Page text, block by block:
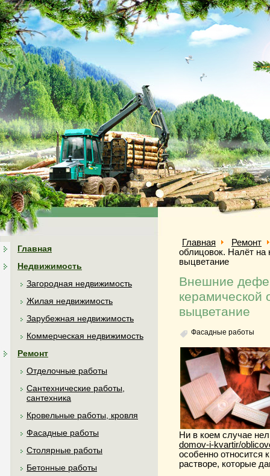
Главная
Недвижимость
Загородная недвижимость
Жилая недвижимость
Зарубежная недвижимость
Коммерческая недвижимость
Ремонт
Отделочные работы
Сантехнические работы,
сантехника
Кровельные работы, кровля
Фасадные работы
Столярные работы
Бетонные работы
Главная
Ремонт
облицовок. Налёт на
выцветание
Внешние
керамической
выцветание
Фасадные работы
Ни в коем случае
domov-i-kvartir/
особенно относится
растворе, которые